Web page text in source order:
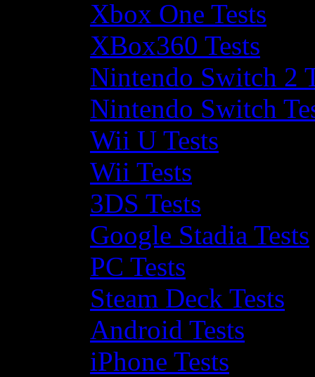
Xbox One Tests
XBox360 Tests
Nintendo Switch 2
Nintendo Switch
Wii U Tests
Wii Tests
3DS Tests
Google Stadia Tests
PC Tests
Steam Deck Tests
Android Tests
iPhone Tests